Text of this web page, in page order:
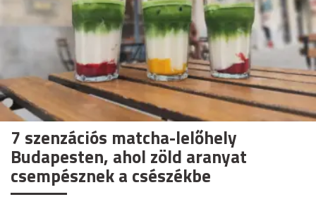
7 szenzációs matcha-lelőhely
Budapesten, ahol zöld aranyat
csempésznek a csészékbe